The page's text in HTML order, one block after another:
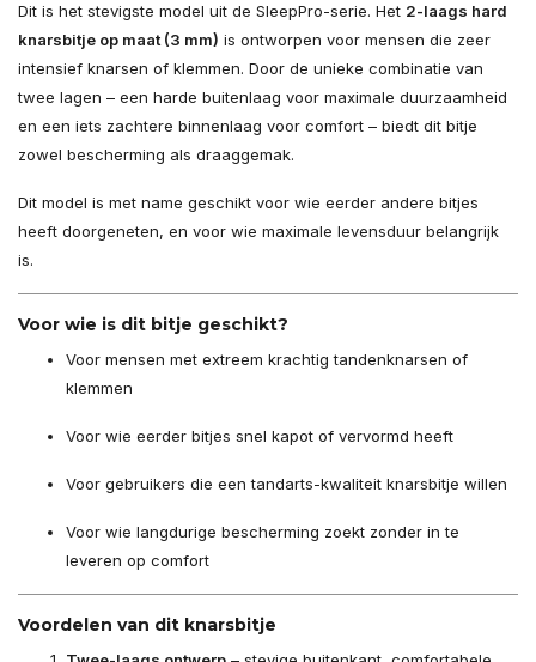
Dit is het stevigste model uit de SleepPro-serie. Het 2-laags hard
knarsbitje op maat (3 mm) is ontworpen voor mensen die zeer
intensief knarsen of klemmen. Door de unieke combinatie van
twee lagen – een harde buitenlaag voor maximale duurzaamheid
en een iets zachtere binnenlaag voor comfort – biedt dit bitje
zowel bescherming als draaggemak.
Dit model is met name geschikt voor wie eerder andere bitjes
heeft doorgeneten, en voor wie maximale levensduur belangrijk
is.
Voor wie is dit bitje geschikt?
Voor mensen met extreem krachtig tandenknarsen of
klemmen
Voor wie eerder bitjes snel kapot of vervormd heeft
Voor gebruikers die een tandarts-kwaliteit knarsbitje willen
Voor wie langdurige bescherming zoekt zonder in te
leveren op comfort
Voordelen van dit knarsbitje